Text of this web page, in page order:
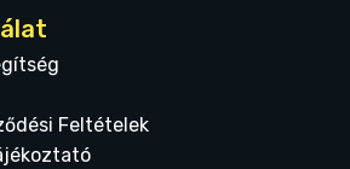
Feltételek